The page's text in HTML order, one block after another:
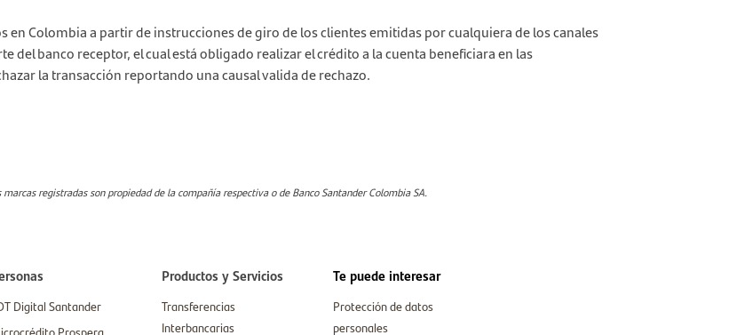
en Colombia a partir de instrucciones de giro de los clientes emitidas por cualquiera de los canales
del banco receptor, el cual está obligado realizar el crédito a la cuenta beneficiara en las
la transacción reportando una causal valida de rechazo.
registradas son propiedad de la compañía respectiva o de Banco Santander Colombia SA.
Digital Santander
Prospera
Productos y Servicios
Transferencias
Interbancarias
Te puede interesar
Protección de datos
personales